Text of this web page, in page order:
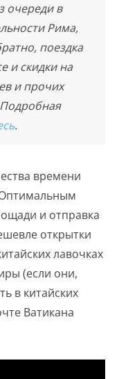
очереди в
Рима,
поездка
и скидки на
и прочих
.
времени
и отправка
открытки
лавочках
(если они,
в китайских
Ватикана